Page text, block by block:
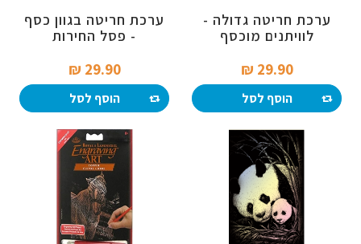
ערכת חריטה גדולה -
לוויתנים מוכסף
29.90 ₪‎
הוסף לסל
ערכת חריטה בגוון כסף
- פסל החירות
29.90 ₪‎
הוסף לסל